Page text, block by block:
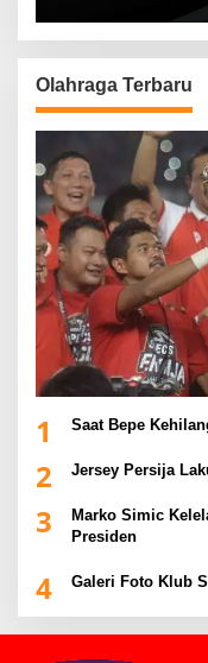
Olahraga Terbaru
1 Saat Bepe
2 Jersey Persija
3
Marko Simic
Presiden
4 Galeri Foto Klub